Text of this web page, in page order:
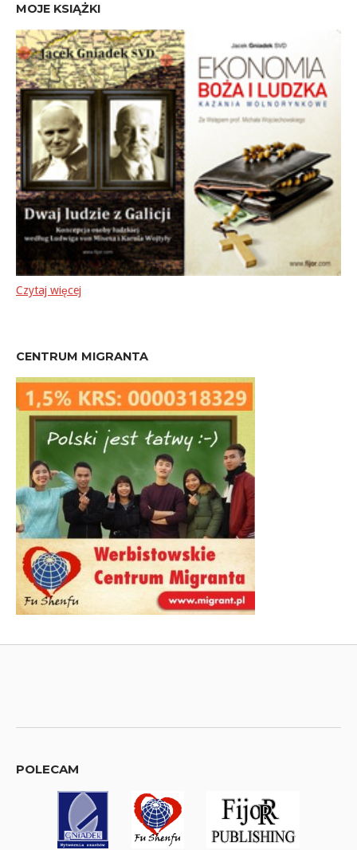
MOJE KSIĄŻKI
Czytaj więcej
CENTRUM MIGRANTA
POLECAM